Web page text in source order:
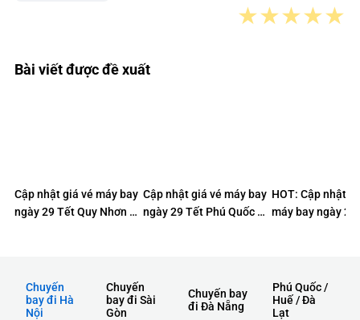
★★★★★
Bài viết được đề xuất
Cập nhật giá vé máy bay
ngày 29 Tết Quy Nhơn –
Cập nhật giá vé máy bay
ngày 29 Tết Phú Quốc –
HOT: Cập nhật
máy bay ngày
Chuyến
bay đi Hà
Nội
Chuyến
bay đi Sài
Gòn
Chuyến bay
đi Đà Nẵng
Phú Quốc /
Huế / Đà
Lạt